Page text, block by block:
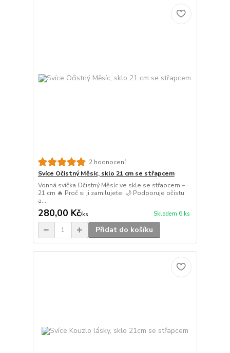
2 hodnocení
Svíce Očistný Měsíc, sklo 21 cm se střapcem
Vonná svíčka Očistný Měsíc ve skle se střapcem –
21 cm 🔥 Proč si ji zamilujete: 🌙 Podporuje očistu
a...
280,00 Kč/ks Skladem 6 ks
Přidat do košíku